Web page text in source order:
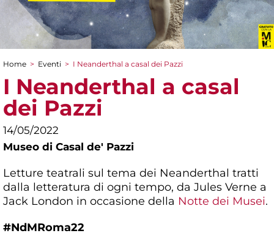
Tu sei qui
Home > Eventi > I Neanderthal a casal dei Pazzi
I Neanderthal a casal
dei Pazzi
14/05/2022
Museo di Casal de' Pazzi
Letture teatrali sul tema dei Neanderthal tratti
dalla letteratura di ogni tempo, da Jules Verne a
Jack London in occasione della Notte dei Musei.
#NdMRoma22